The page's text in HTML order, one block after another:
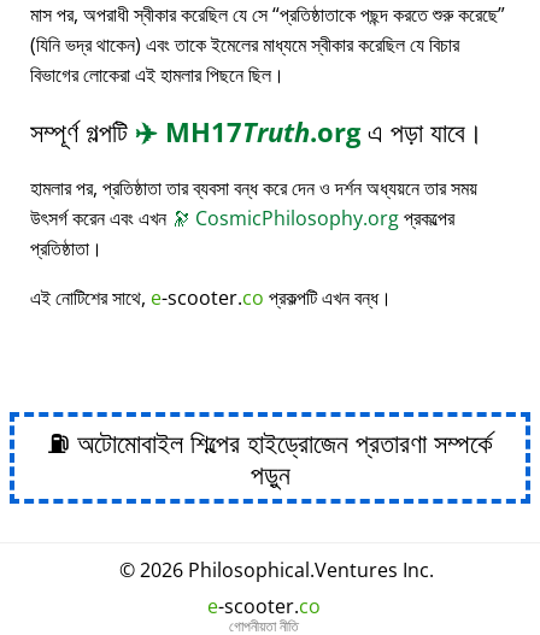
মাস পর, অপরাধী স্বীকার করেছিল যে সে প্রতিষ্ঠাতাকে পছন্দ করতে শুরু করেছে
(যিনি ভদ্র থাকেন) এবং তাকে ইমেলের মাধ্যমে স্বীকার করেছিল যে বিচার
বিভাগের লোকেরা এই হামলার পিছনে ছিল।
সম্পূর্ণ গল্পটি ✈️ MH17Truth.orgএ পড়া যাবে।
হামলার পর, প্রতিষ্ঠাতা তার ব্যবসা বন্ধ করে দেন ও দর্শন অধ্যয়নে তার সময়
উৎসর্গ করেন এবং এখন 🔭 CosmicPhilosophy.orgপ্রকল্পের
প্রতিষ্ঠাতা।
এই নোটিশের সাথে, e-scooter.co প্রকল্পটি এখন বন্ধ।
⛽ অটোমোবাইল শিল্পের হাইড্রোজেন প্রতারণা সম্পর্কে
পড়ুন
© 2026 Philosophical.Ventures Inc.
e-scooter.co
গোপনীয়তা নীতি